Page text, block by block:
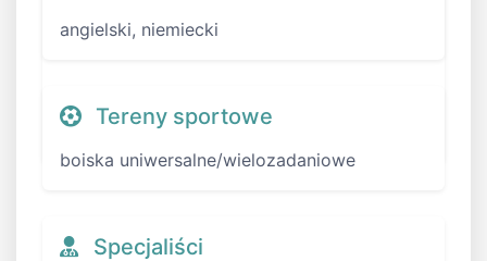
angielski, niemiecki
Tereny sportowe
boiska uniwersalne/wielozadaniowe
Specjaliści